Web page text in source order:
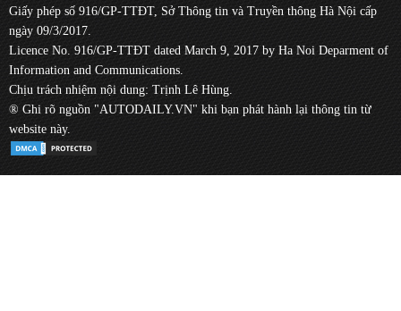
Giấy phép số 916/GP-TTĐT, Sở Thông tin và Truyền thông Hà Nội cấp
ngày 09/3/2017.
Licence No. 916/GP-TTĐT dated March 9, 2017 by Ha Noi Deparment of
Information and Communications.
Chịu trách nhiệm nội dung: Trịnh Lê Hùng.
® Ghi rõ nguồn "AUTODAILY.VN" khi bạn phát hành lại thông tin từ
website này.